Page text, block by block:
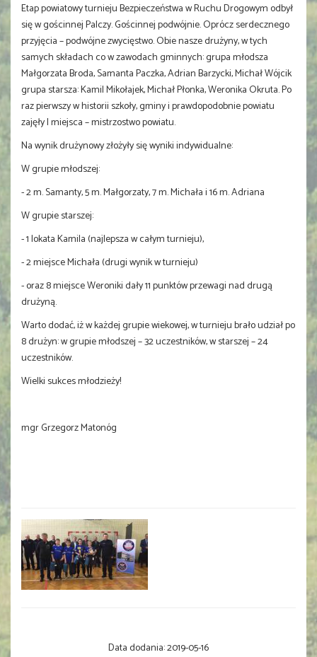
Etap powiatowy turnieju Bezpieczeństwa w Ruchu Drogowym odbył
się w gościnnej Palczy. Gościnnej podwójnie. Oprócz serdecznego
przyjęcia – podwójne zwycięstwo. Obie nasze drużyny, w tych
samych składach co w zawodach gminnych: grupa młodsza
Małgorzata Broda, Samanta Paczka, Adrian Barzycki, Michał Wójcik
grupa starsza: Kamil Mikołajek, Michał Płonka, Weronika Okruta. Po
raz pierwszy w historii szkoły, gminy i prawdopodobnie powiatu
zajęły I miejsca – mistrzostwo powiatu.
Na wynik drużynowy złożyły się wyniki indywidualne:
W grupie młodszej:
- 2 m. Samanty, 5 m. Małgorzaty, 7 m. Michała i 16 m. Adriana
W grupie starszej:
- 1 lokata Kamila (najlepsza w całym turnieju),
- 2 miejsce Michała (drugi wynik w turnieju)
- oraz 8 miejsce Weroniki dały 11 punktów przewagi nad drugą
drużyną.
Warto dodać, iż w każdej grupie wiekowej, w turnieju brało udział po
8 drużyn: w grupie młodszej – 32 uczestników, w starszej – 24
uczestników.
Wielki sukces młodzieży!
mgr Grzegorz Matonóg
Data dodania:2019-05-16